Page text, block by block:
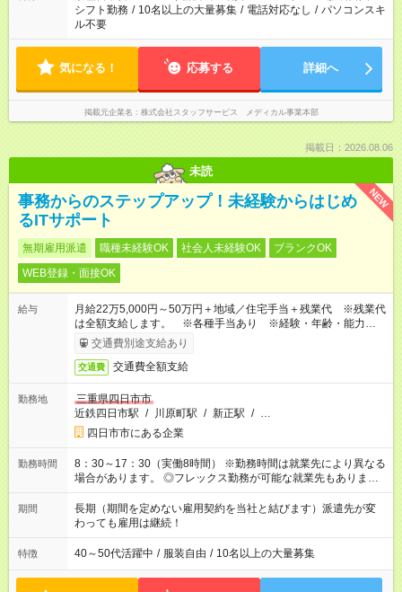
シフト勤務 / 10名以上の大量募集 / 電話対応なし / パソコンスキ
ル不要
気になる！ 応募する 詳細へ
掲載元企業名 株式会社スタッフサービス メディカル事業本部
掲載日：2026.08.06
未読
NEW
事務からのステップアップ！未経験からはじめ
るITサポート
無期雇用派遣 職種未経験OK 社会人未経験OK
ブランクOK
WEB登録・面接OK
給与
月給22万5,000円～50万円＋地域／住宅手当＋残業代 ※残業代
は全額支給します。 ※各種手当あり ※経験・年齢・能力等を
考慮して加給・優遇します。
交通費別途支給あり
交通費 交通費全額支給
勤務地
三重県四日市市
近鉄四日市駅 / 川原町駅 / 新正駅 / …
四日市市にある企業
勤務時間
8：30～17：30（実働8時間） ※勤務時間は就業先により異なる
場合があります。 ◎フレックス勤務が可能な就業先もありま
す。 ◎今よりもさらに働きやすい環境をつくるべく、 働き方
改革に全社をあげて取り組んでいます。
期間
長期（期間を定めない雇用契約を当社と結びます）派遣先が変
わっても雇用は継続！
特徴 40～50代活躍中 / 服装自由 / 10名以上の大量募集